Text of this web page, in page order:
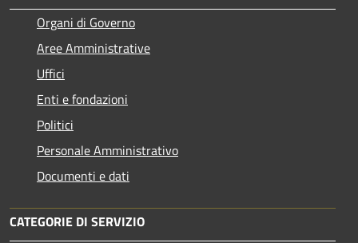
Organi di Governo
Aree Amministrative
Uffici
Enti e fondazioni
Politici
Personale Amministrativo
Documenti e dati
CATEGORIE DI SERVIZIO